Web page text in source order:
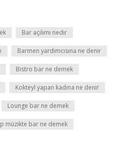
Bar açılımı nedir
Barmen yardımcısına ne denir
Bistro bar ne demek
Kokteyl yapan kadına ne denir
Lounge bar ne demek
müzikte bar ne demek